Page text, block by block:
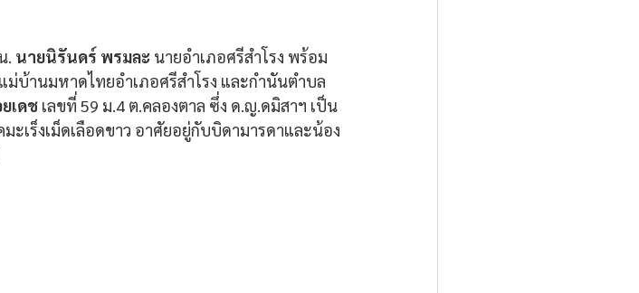
. นายนิรันดร์ พรมละ นายอำเภอศรีสำโรง พร้อม
ม่บ้านมหาดไทยอำเภอศรีสำโรง และกำนันตำบล
เดช เลขที่ 59 ม.4 ต.คลองตาล ซึ่ง ด.ญ.ดมิสาฯ เป็น
เร็งเม็ดเลือดขาว อาศัยอยู่กับบิดามารดาและน้อง